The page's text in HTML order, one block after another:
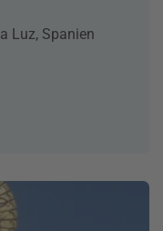
Luz, Spanien